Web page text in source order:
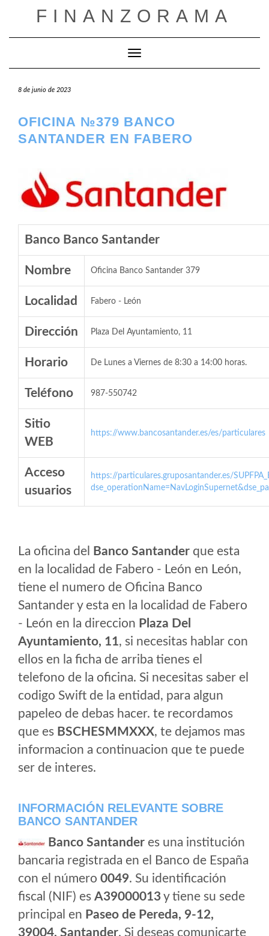
FINANZORAMA
Cambiar modo de navegación
8 de junio de 2023
OFICINA №379 BANCO
SANTANDER EN FABERO
Banco Banco Santander
Nombre Oficina Banco Santander 379
Localidad Fabero - León
Dirección Plaza Del Ayuntamiento, 11
Horario De Lunes a Viernes de 8:30 a 14:00 horas.
Teléfono 987-550742
Sitio
WEB
https://www.bancosantander.es/es/particulares
Acceso
usuarios
https://particulares.gruposantander.es/
La oficina del Banco Santander que esta
en la localidad de Fabero - León en León,
tiene el numero de Oficina Banco
Santander y esta en la localidad de Fabero
- León en la direccion Plaza Del
Ayuntamiento, 11, si necesitas hablar con
ellos en la ficha de arriba tienes el
telefono de la oficina. Si necesitas saber el
codigo Swift de la entidad, para algun
papeleo de debas hacer. te recordamos
que es BSCHESMMXXX, te dejamos mas
informacion a continuacion que te puede
ser de interes.
INFORMACIÓN RELEVANTE SOBRE
BANCO SANTANDER
Banco Santander es una institución
bancaria registrada en el Banco de España
con el número 0049. Su identificación
fiscal (NIF) es A39000013y tiene su sede
principal en Paseo de Pereda, 9-12,
39004, Santander. Si deseas comunicarte